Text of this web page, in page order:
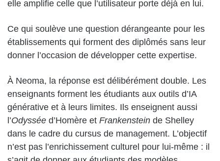
elle amplifie celle que l’utilisateur porte déjà en lui.
Ce qui soulève une question dérangeante pour les
établissements qui forment des diplômés sans leur
donner l’occasion de développer cette expertise.
À Neoma, la réponse est délibérément double. Les
enseignants forment les étudiants aux outils d’IA
générative et à leurs limites. Ils enseignent aussi
l’Odyssée d’Homère et Frankenstein de Shelley
dans le cadre du cursus de management. L’objectif
n’est pas l’enrichissement culturel pour lui-même : il